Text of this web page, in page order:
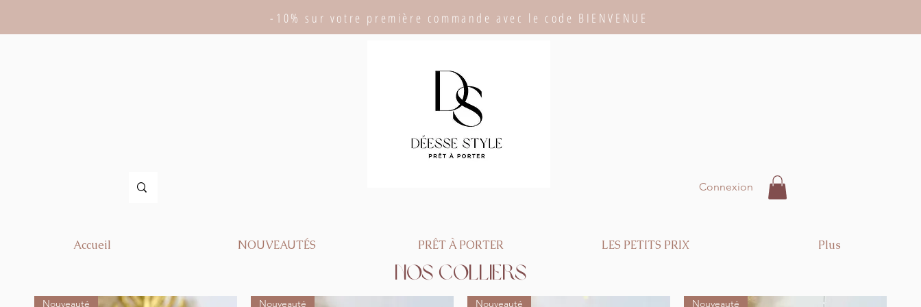
-10% sur votre première commande avec le code BIENVENUE
Connexion
Accueil NOUVEAUTÉS PRÊT À PORTER LES PETITS PRIX Plus
Nos colliers
Nouveauté Nouveauté Nouveauté Nouveauté